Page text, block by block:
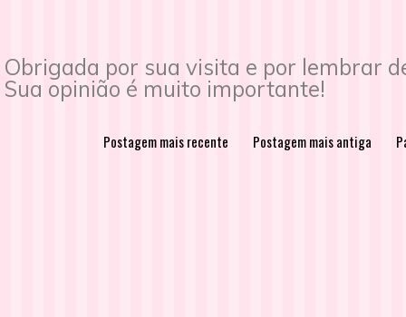
Obrigada por sua visita e por lembrar
Sua opinião é muito importante!
Postagem mais recente Postagem mais antiga